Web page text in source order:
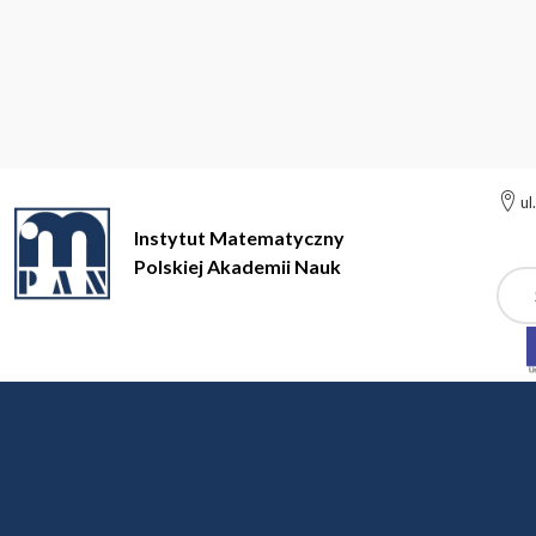
Instytut Matematyczny
Polskiej Akademii Nauk
Instytut Matematyczny Polskiej Akademii Nauk Oferty pracy
Konkurs na stanowisko podoktorskie w grancie NCN Weave-